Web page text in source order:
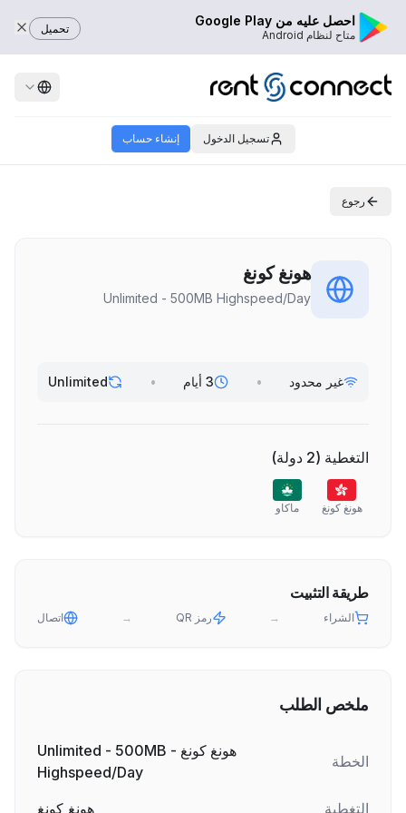
احصل عليه من Google Play
متاح لنظام Android تحميل
تسجيل الدخول إنشاء حساب
رجوع
هونغ كونغ
Unlimited - 500MB Highspeed/Day
غير محدود • 3 أيام •
Unlimited
التغطية (
2 دولة)
هونغ كونغ ماكاو
طريقة التثبيت
الشراء → رمز QR → اتصال
ملخص الطلب
الخطة
هونغ كونغ - Unlimited - 500MB
Highspeed/Day
التغطية
هونغ كونغ